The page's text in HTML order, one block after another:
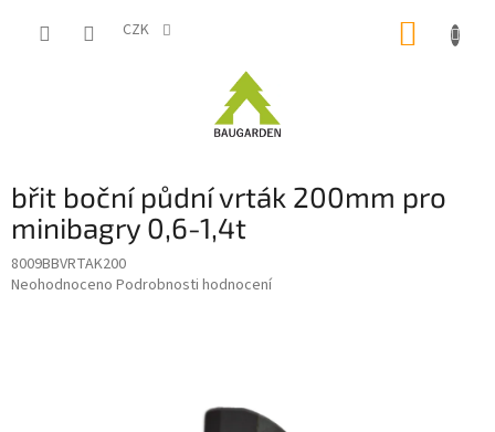
CZK
břit boční půdní vrták 200mm pro
minibagry 0,6-1,4t
8009BBVRTAK200
Průměrné
Neohodnoceno Podrobnosti hodnocení